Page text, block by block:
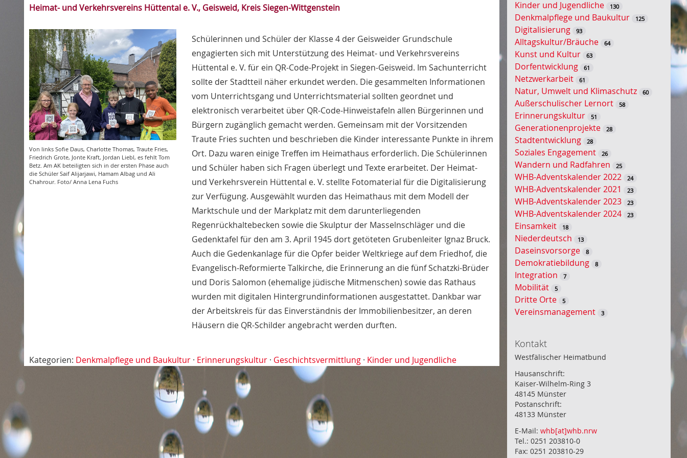
Heimat- und Verkehrsvereins Hüttental e. V., Geisweid, Kreis Siegen-Wittgenstein
Von links Sofie Daus, Charlotte Thomas, Traute Fries,
Friedrich Grote, Jonte Kraft, Jordan Liebl, es fehlt Tom
Betz. Am AK beteiligten sich in der ersten Phase auch
die Schüler Saif Alijarjawi, Hamam Albag und Ali
Chahrour. Foto/ Anna Lena Fuchs
Schülerinnen und Schüler der Klasse 4 der Geisweider Grundschule
engagierten sich mit Unterstützung des Heimat- und Verkehrsvereins
Hüttental e. V. für ein QR-Code-Projekt in Siegen-Geisweid. Im Sachunterricht
sollte der Stadtteil näher erkundet werden. Die gesammelten Informationen
vom Unterrichtsgang und Unterrichtsmaterial sollten geordnet und
elektronisch verarbeitet über QR-Code-Hinweistafeln allen Bürgerinnen und
Bürgern zugänglich gemacht werden. Gemeinsam mit der Vorsitzenden
Traute Fries suchten und beschrieben die Kinder interessante Punkte in ihrem
Ort. Dazu waren einige Treffen im Heimathaus erforderlich. Die Schülerinnen
und Schüler haben sich Fragen überlegt und Texte erarbeitet. Der Heimat-
und Verkehrsverein Hüttental e. V. stellte Fotomaterial für die Digitalisierung
zur Verfügung. Ausgewählt wurden das Heimathaus mit dem Modell der
Marktschule und der Markplatz mit dem darunterliegenden
Regenrückhaltebecken sowie die Skulptur der Masselnschläger und die
Gedenktafel für den am 3. April 1945 dort getöteten Grubenleiter Ignaz Bruck.
Auch die Gedenkanlage für die Opfer beider Weltkriege auf dem Friedhof, die
Evangelisch-Reformierte Talkirche, die Erinnerung an die fünf Schatzki-Brüder
und Doris Salomon (ehemalige jüdische Mitmenschen) sowie das Rathaus
wurden mit digitalen Hintergrundinformationen ausgestattet. Dankbar war
der Arbeitskreis für das Einverständnis der Immobilienbesitzer, an deren
Häusern die QR-Schilder angebracht werden durften.
Kategorien: Denkmalpflege und Baukultur · Erinnerungskultur · Geschichtsvermittlung · Kinder und Jugendliche
s
s
e
l
w
o
r
t
-
S
u
c
h
e
Kinder und Jugendliche 130
Denkmalpflege und Baukultur 125
Digitalisierung 93
Alltagskultur/Bräuche 64
Kunst und Kultur 63
Dorfentwicklung 61
Netzwerkarbeit 61
Natur, Umwelt und Klimaschutz 60
Außerschulischer Lernort 58
Erinnerungskultur 51
Generationenprojekte 28
Stadtentwicklung 28
Soziales Engagement 26
Wandern und Radfahren 25
WHB-Adventskalender 2022 24
WHB-Adventskalender 2021 23
WHB-Adventskalender 2023 23
WHB-Adventskalender 2024 23
Einsamkeit 18
Niederdeutsch 13
Daseinsvorsorge 8
Demokratiebildung 8
Integration 7
Mobilität 5
Dritte Orte 5
Vereinsmanagement 3
Kontakt
Westfälischer Heimatbund
Hausanschrift:
Kaiser-Wilhelm-Ring 3
48145 Münster
Postanschrift:
48133 Münster
E-Mail: whb[at]whb.nrw
Tel.: 0251 203810-0
Fax: 0251 203810-29